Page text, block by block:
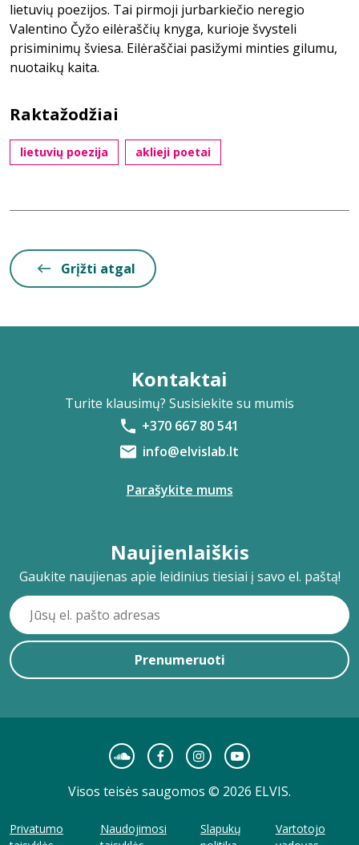
lietuvių poezijos. Tai pirmoji jurbarkiečio neregio
Valentino Čyžo eilėraščių knyga, kurioje švysteli
prisiminimų šviesa. Eilėraščiai pasižymi minties gilumu,
nuotaikų kaita.
Raktažodžiai
lietuvių poezija aklieji poetai
Grįžti atgal
Kontaktai
Turite klausimų? Susisiekite su mumis
+370 667 80 541
info@elvislab.lt
Parašykite mums
Naujienlaiškis
Gaukite naujienas apie leidinius tiesiai į savo el. paštą!
Prenumeruoti
Visos teisės saugomos © 2026 ELVIS.
Privatumo
Naudojimosi
Slapukų
Vartotojo